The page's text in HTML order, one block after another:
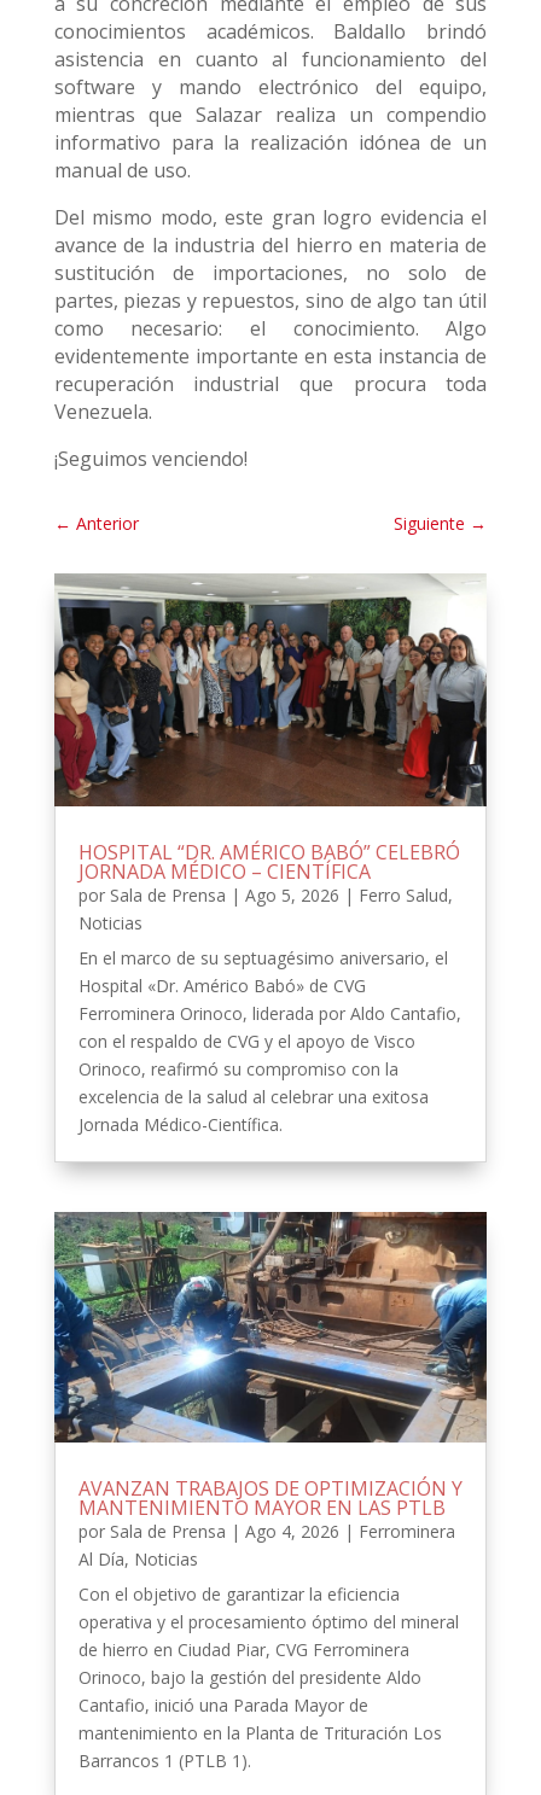
conocimientos académicos. Baldallo brindó
asistencia en cuanto al funcionamiento del
software y mando electrónico del equipo,
mientras que Salazar realiza un compendio
informativo para la realización idónea de un
manual de uso.
Del mismo modo, este gran logro evidencia el
avance de la industria del hierro en materia de
sustitución de importaciones, no solo de
partes, piezas y repuestos, sino de algo tan útil
como necesario: el conocimiento. Algo
evidentemente importante en esta instancia de
recuperación industrial que procura toda
Venezuela.
¡Seguimos venciendo!
← Anterior Siguiente →
HOSPITAL “DR. AMÉRICO BABÓ” CELEBRÓ
JORNADA MÉDICO – CIENTÍFICA
por Sala de Prensa | Ago 5, 2026 | Ferro Salud,
Noticias
En el marco de su septuagésimo aniversario, el
Hospital «Dr. Américo Babó» de CVG
Ferrominera Orinoco, liderada por Aldo Cantafio,
con el respaldo de CVG y el apoyo de Visco
Orinoco, reafirmó su compromiso con la
excelencia de la salud al celebrar una exitosa
Jornada Médico-Científica.
AVANZAN TRABAJOS DE OPTIMIZACIÓN Y
MANTENIMIENTO MAYOR EN LAS PTLB
por Sala de Prensa | Ago 4, 2026 | Ferrominera
Al Día, Noticias
Con el objetivo de garantizar la eficiencia
operativa y el procesamiento óptimo del mineral
de hierro en Ciudad Piar, CVG Ferrominera
Orinoco, bajo la gestión del presidente Aldo
Cantafio, inició una Parada Mayor de
mantenimiento en la Planta de Trituración Los
Barrancos 1 (PTLB 1).